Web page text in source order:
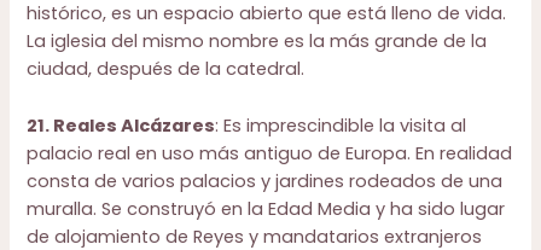
histórico, es un espacio abierto que está lleno de vida.
La iglesia del mismo nombre es la más grande de la
ciudad, después de la catedral.
21. Reales Alcázares: Es imprescindible la visita al
palacio real en uso más antiguo de Europa. En realidad
consta de varios palacios y jardines rodeados de una
muralla. Se construyó en la Edad Media y ha sido lugar
de alojamiento de Reyes y mandatarios extranjeros